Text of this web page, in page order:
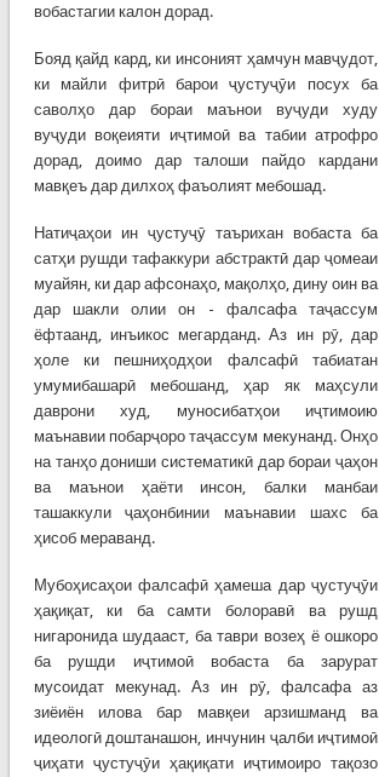
вобастагии калон дорад.
Бояд қайд кард, ки инсоният ҳамчун мавҷудот,
ки майли фитрӣ барои ҷустуҷӯи посух ба
саволҳо дар бораи маънои вуҷуди худу
вуҷуди воқеияти иҷтимоӣ ва табии атрофро
дорад, доимо дар талоши пайдо кардани
мавқеъ дар дилхоҳ фаъолият мебошад.
Натиҷаҳои ин ҷустуҷӯ таърихан вобаста ба
сатҳи рушди тафаккури абстрактӣ дар ҷомеаи
муайян, ки дар афсонаҳо, мақолҳо, дину оин ва
дар шакли олии он - фалсафа таҷассум
ёфтаанд, инъикос мегарданд. Аз ин рӯ, дар
ҳоле ки пешниҳодҳои фалсафӣ табиатан
умумибашарӣ мебошанд, ҳар як маҳсули
даврони худ, муносибатҳои иҷтимоию
маънавии побарҷоро таҷассум мекунанд. Онҳо
на танҳо дониши систематикӣ дар бораи ҷаҳон
ва маънои ҳаёти инсон, балки манбаи
ташаккули ҷаҳонбинии маънавии шахс ба
ҳисоб мераванд.
Мубоҳисаҳои фалсафӣ ҳамеша дар ҷустуҷӯи
ҳақиқат, ки ба самти болоравӣ ва рушд
нигаронида шудааст, ба таври возеҳ ё ошкоро
ба рушди иҷтимоӣ вобаста ба зарурат
мусоидат мекунад. Аз ин рӯ, фалсафа аз
зиёиён илова бар мавқеи арзишманд ва
идеологӣ доштанашон, инчунин ҷалби иҷтимоӣ
ҷиҳати ҷустуҷӯи ҳақиқати иҷтимоиро тақозо